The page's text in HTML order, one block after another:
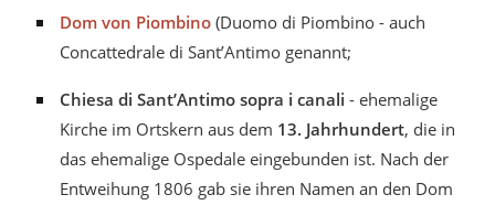
Dom von Piombino (Duomo di Piombino - auch
Concattedrale di Sant’Antimo genannt;
Chiesa di Sant’Antimo sopra i canali - ehemalige
Kirche im Ortskern aus dem 13. Jahrhundert, die in
das ehemalige Ospedale eingebunden ist. Nach der
Entweihung 1806 gab sie ihren Namen an den Dom